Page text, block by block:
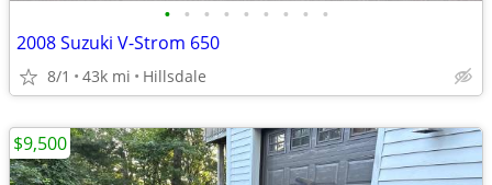
• • • • • • • • •
2008 Suzuki V-Strom 650
8/1 43k mi Hillsdale
$9,500